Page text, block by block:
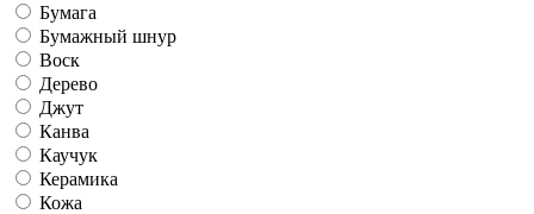
Бумага
Бумажный шнур
Воск
Дерево
Джут
Канва
Каучук
Керамика
Кожа